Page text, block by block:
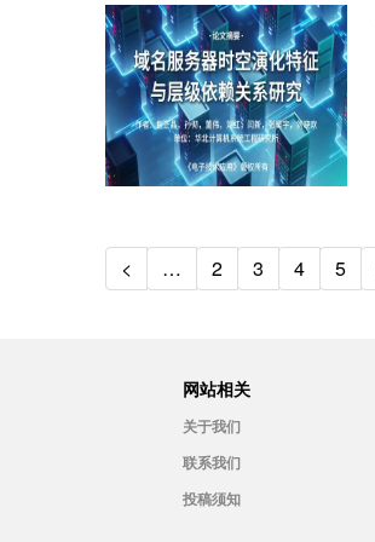
< … 2 3 4 5
网站相关
关于我们
联系我们
投稿须知